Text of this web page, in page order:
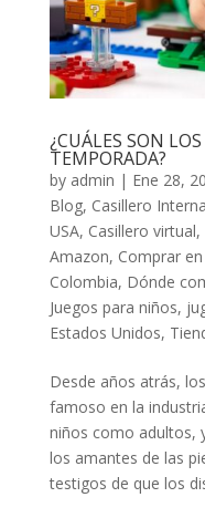
¿CUÁLES SON
TEMPORADA?
by admin | Ene 28,
Blog, Casillero
USA, Casillero virtual,
Amazon, Comprar en
Colombia, Dónde
Juegos para niños,
Estados Unidos,
Desde años atrás,
famoso en la
niños como adultos,
los amantes de las
testigos de que los